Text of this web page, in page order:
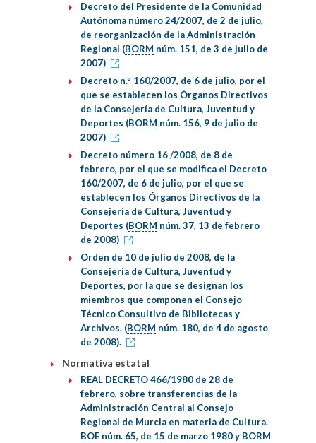
Decreto del Presidente de la Comunidad
Autónoma número 24/2007, de 2 de julio,
de reorganización de la Administración
Regional (BORM núm. 151, de 3 de julio de
2007)
Decreto n.º 160/2007, de 6 de julio, por el
que se establecen los Órganos Directivos
de la Consejería de Cultura, Juventud y
Deportes (BORM núm. 156, 9 de julio de
2007)
Decreto número 16 /2008, de 8 de
febrero, por el que se modifica el Decreto
160/2007, de 6 de julio, por el que se
establecen los Órganos Directivos de la
Consejería de Cultura, Juventud y
Deportes (BORM núm. 37, 13 de febrero
de 2008)
Orden de 10 de julio de 2008, de la
Consejería de Cultura, Juventud y
Deportes, por la que se designan los
miembros que componen el Consejo
Técnico Consultivo de Bibliotecas y
Archivos. (BORM núm. 180, de 4 de agosto
de 2008).
Normativa estatal
REAL DECRETO 466/1980 de 28 de
febrero, sobre transferencias de la
Administración Central al Consejo
Regional de Murcia en materia de Cultura.
BOE núm. 65, de 15 de marzo 1980 y BORM